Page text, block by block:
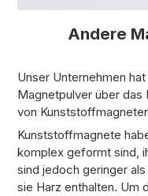
Andere
Unser Unternehmen
Magnetpulver über
von
Kunststoffmagnete
komplex geformt sind,
sind jedoch geringer
sie Harz enthalten. Um